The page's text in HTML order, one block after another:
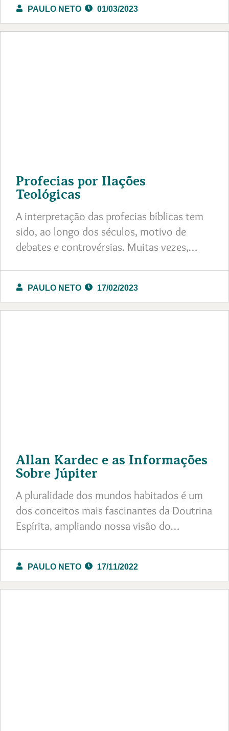
PAULO NETO 01/03/2023
Profecias por Ilações
Teológicas
A interpretação das profecias bíblicas tem
sido, ao longo dos séculos, motivo de
debates e controvérsias. Muitas vezes,…
PAULO NETO 17/02/2023
Allan Kardec e as Informações
Sobre Júpiter
A pluralidade dos mundos habitados é um
dos conceitos mais fascinantes da Doutrina
Espírita, ampliando nossa visão do…
PAULO NETO 17/11/2022